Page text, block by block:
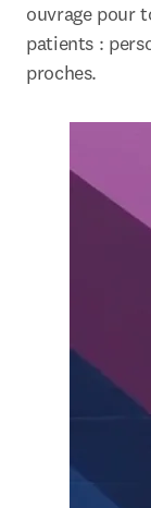
ouvrage pour
patients :
proches.